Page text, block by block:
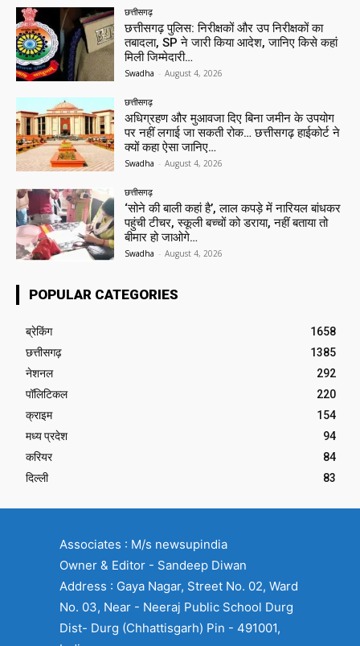
छत्तीसगढ़
छत्तीसगढ़ पुलिस: निरीक्षकों और उप निरीक्षकों का
तबादला, SP ने जारी किया आदेश, जानिए किसे कहां
मिली जिम्मेदारी…
Swadha - August 4, 2026
छत्तीसगढ़
अधिग्रहण और मुआवजा दिए बिना जमीन के उपयोग
पर नहीं लगाई जा सकती रोक… छत्तीसगढ़ हाईकोर्ट ने
क्यों कहा ऐसा जानिए…
Swadha - August 4, 2026
छत्तीसगढ़
‘सोने की बाली कहां है’, लाल कपड़े में नारियल बांधकर
पहुंची टीचर, स्कूली बच्चों को डराया, नहीं बताया तो
बीमार हो जाओगे…
Swadha - August 4, 2026
POPULAR CATEGORIES
ब्रेकिंग
1658
छत्तीसगढ़
1385
नेशनल
292
पॉलिटिकल
220
क्राइम
154
मध्य प्रदेश
94
करियर
84
दिल्ली
83
Associates : M/s newsupindia
Owner & Editor - Sandeep Diwan
Address : Gaya Nagar, Street No. 02, Ward
No. 03, Near - Neeraj Public School Durg
Dist- Durg (Chhattisgarh) Pin - 491001,